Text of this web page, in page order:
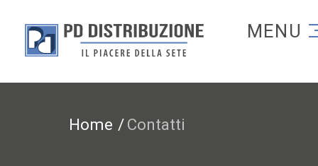
Torna alla homepage
Home Contatti